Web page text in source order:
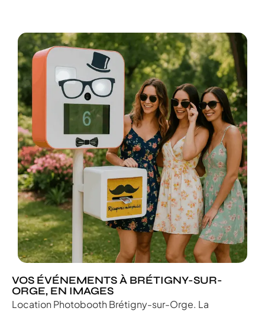
VOS ÉVÉNEMENTS À BRÉTIGNY-SUR-
ORGE, EN IMAGES
Location Photobooth Brétigny-sur-Orge. La